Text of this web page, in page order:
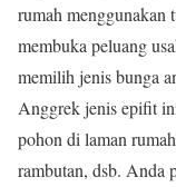
rumah menggunakan
membuka peluang
memilih jenis bunga
Anggrek jenis epifit
pohon di laman
rambutan, dsb. Anda